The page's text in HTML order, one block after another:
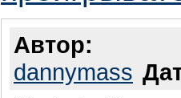
Автор:
dannymass